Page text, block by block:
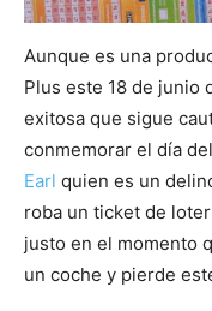
Aunque es una
Plus este 18 de junio
exitosa que sigue
conmemorar el día
Earl quien es un
roba un ticket de
justo en el momento
un coche y pierde